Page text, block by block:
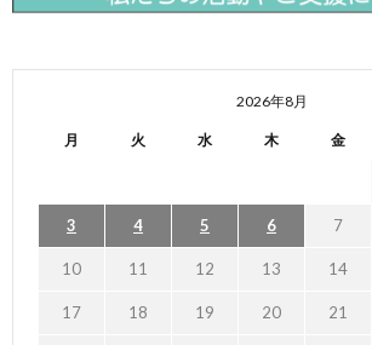
2026年8月
月 火 水 木 金
3 4 5 6 7
10 11 12 13 14
17 18 19 20 21